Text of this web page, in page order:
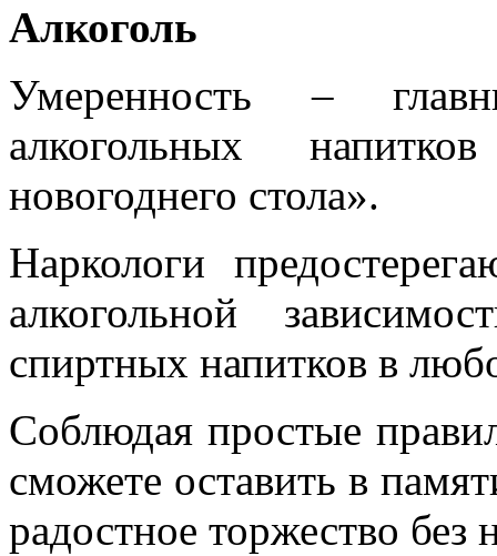
Алкоголь
Умеренность –
алкогольных
новогоднего стола».
Наркологи
алкогольной
спиртных напитков в
Соблюдая простые
сможете оставить в
радостное торжество без